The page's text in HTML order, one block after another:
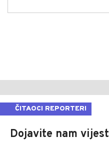
ČITAOCI REPORTERI
Dojavite nam vijest